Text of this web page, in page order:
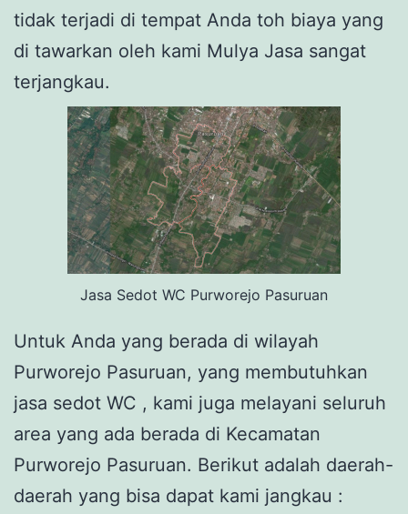
tidak terjadi di tempat Anda toh biaya yang
di tawarkan oleh kami Mulya Jasa sangat
terjangkau.
Jasa Sedot WC Purworejo Pasuruan
Untuk Anda yang berada di wilayah
Purworejo Pasuruan, yang membutuhkan
jasa sedot WC , kami juga melayani seluruh
area yang ada berada di Kecamatan
Purworejo Pasuruan. Berikut adalah daerah-
daerah yang bisa dapat kami jangkau :